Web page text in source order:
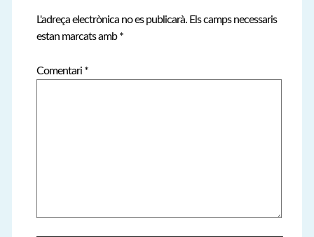
L'adreça electrònica no es publicarà. Els camps necessaris
estan marcats amb*
Comentari *